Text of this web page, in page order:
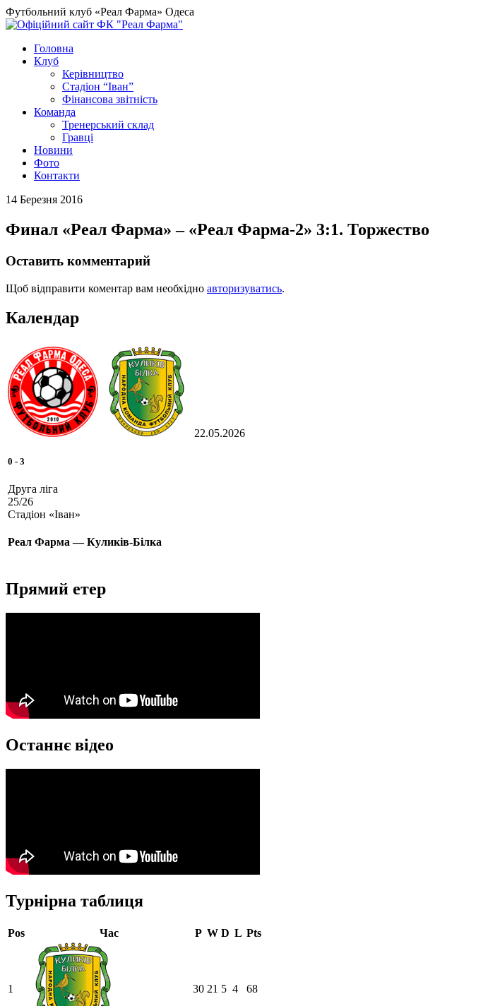
Футбольний клуб «Реал Фарма» Одеса
Головна
Клуб
Керівництво
Стадіон “Іван”
Фінансова звітність
Команда
Тренерський склад
Гравці
Новини
Фото
Контакти
14 Березня 2016
Финал «Реал Фарма» – «Реал Фарма-2» 3:1. Торжество
Оставить комментарий
Щоб відправити коментар вам необхідно авторизуватись.
Календар
22.05.2026
0 - 3
Друга ліга
25/26
Стадіон «Іван»
Реал Фарма — Куликів-Білка
Прямий етер
Останнє відео
Турнірна таблиця
Pos Час P W D L Pts
1 30 21 5 4 68